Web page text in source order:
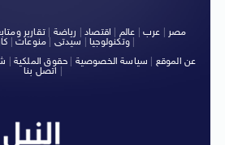
مصر عرب عالم اقتصاد رياضة |تقارير
وتكنولوجيا| سيدتى منوعات
|
عن الموقع
سياسة الخصوصية حقوق الملكية
اتصل بنا